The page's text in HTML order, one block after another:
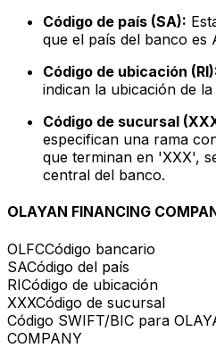
Código de país (SA):
que el país del banco es
Código de ubicación
indican la ubicación de
Código de sucursal
especifican una rama
que terminan en 'XXX',
central del banco.
OLAYAN FINANCING
OLFCCódigo bancario
SACódigo del país
RICódigo de ubicación
XXXCódigo de sucursal
Código SWIFT/BIC para
COMPANY